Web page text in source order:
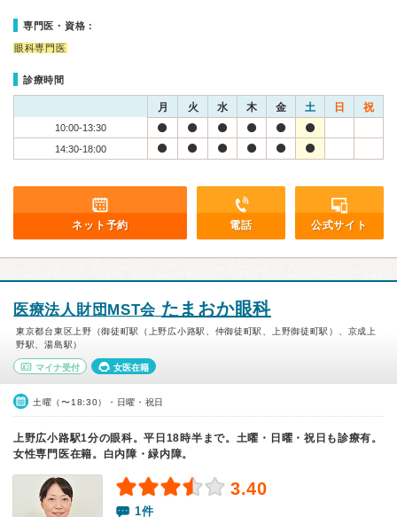
専門医・資格：
眼科専門医
診療時間
月 火 水 木 金 土 日 祝
10:00-13:30
14:30-18:00
ネット予約 電話 公式サイト
医療法人財団MST会 たまおか眼科
東京都台東区上野（御徒町駅（上野広小路駅、仲御徒町駅、上野御徒町駅）、京成上
野駅、湯島駅）
マイナ受付 女医在籍
土曜（〜18:30）・日曜・祝日
上野広小路駅1分の眼科。平日18時半まで。土曜・日曜・祝日も診療有。
女性専門医在籍。白内障・緑内障。
3.40
1件